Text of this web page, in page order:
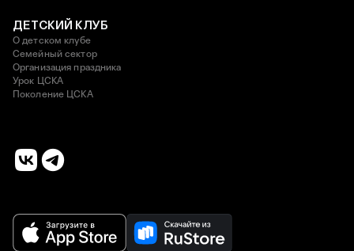
ДЕТСКИЙ КЛУБ
О детском клубе
Семейный сектор
Организация праздника
Урок ЦСКА
Поколение ЦСКА